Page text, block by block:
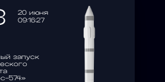
20 июня
09:16:27
запуск
574»